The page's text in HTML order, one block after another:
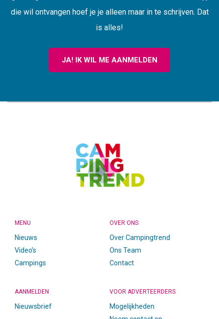
die wil ontvangen hoef je je alleen maar in te schrijven. Dat
is alles!
JA! IK WIL ME AANMELDEN
MENU
Nieuws
Video’s
Campings
OVER ONS
Over Campingtrend
Ons Team
Contact
AANMELDEN
Nieuwsbrief
VOOR ADVERTEERDERS
Mogelijkheden